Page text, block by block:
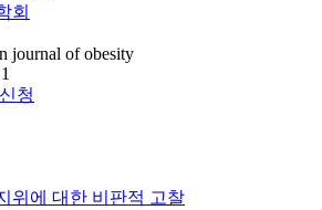
회
journal of obesity
청
위에 대한 비판적 고찰